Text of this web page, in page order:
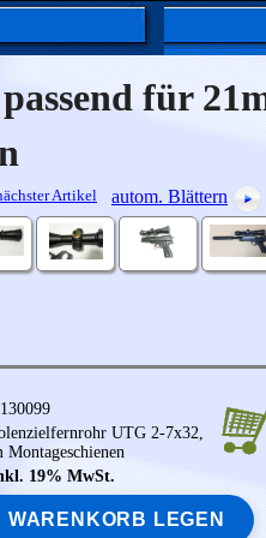
für
Artikel autom. Blättern
UTG 2-7x32,
Montageschienen
19% MwSt.
WARENKORB LEGEN